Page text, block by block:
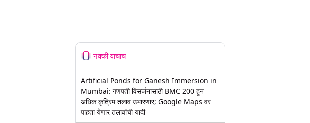
नक्की वाचाच
Artificial Ponds for Ganesh Immersion in
Mumbai: गणपती विसर्जनासाठी BMC 200 हून
अधिक कृत्रिम तलाव उभारणार; Google Maps वर
पाहता येणार तलावांची यादी